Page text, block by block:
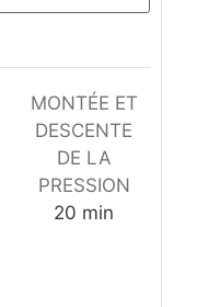
MONTÉE ET
DESCENTE
DE LA
PRESSION
20 m
min